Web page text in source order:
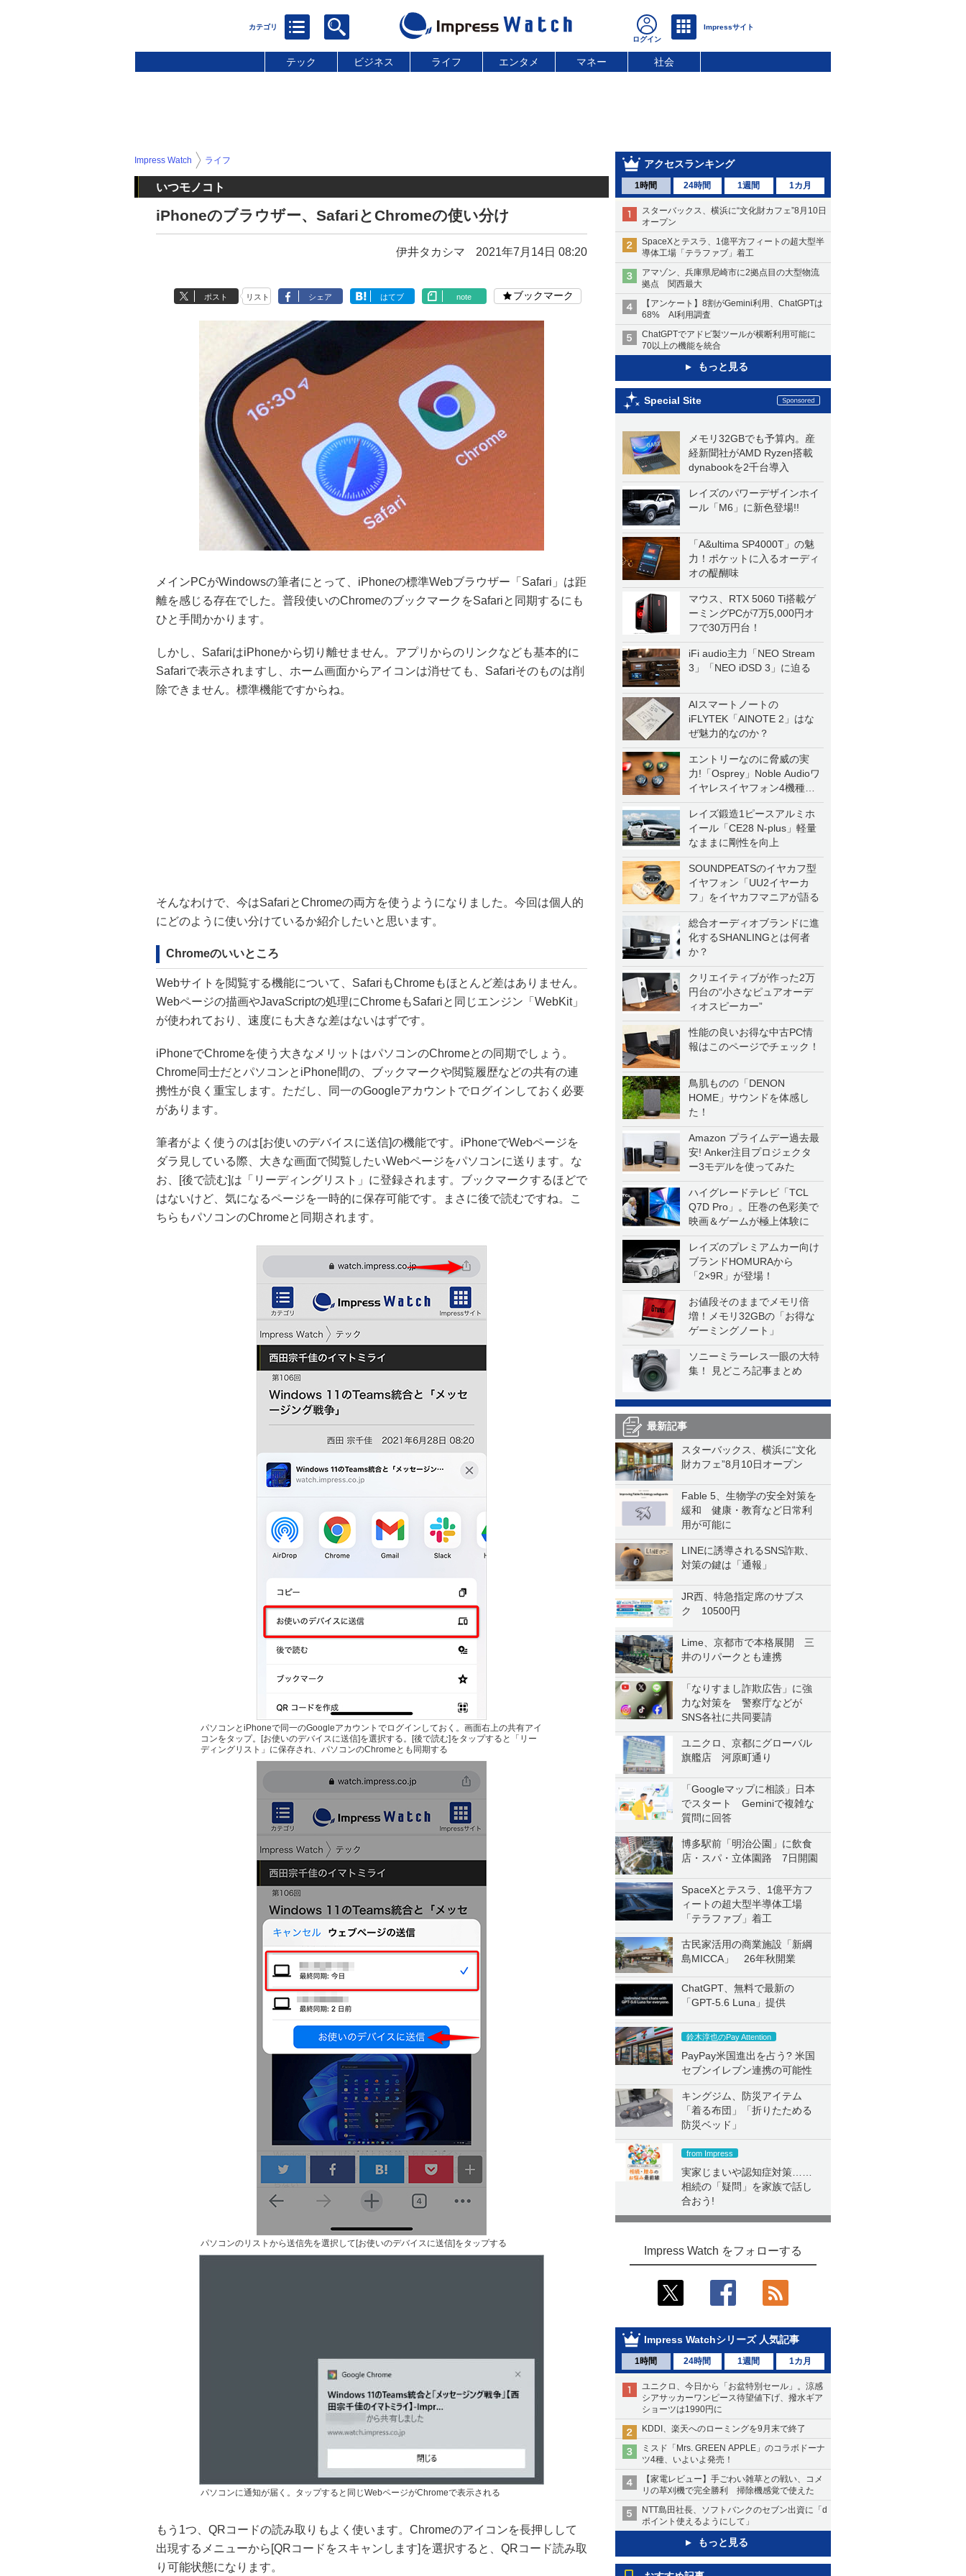
テック ビジネス ライフ エンタメ マネー 社会
アクセスランキング
1時間 24時間 1週間 1カ月
スターバックス、横浜に“文化財カフェ”8月10日
オープン
SpaceXとテスラ、1億平方フィートの超大型半
導体工場「テラファブ」着工
アマゾン、兵庫県尼崎市に2拠点目の大型物流
拠点 関西最大
【アンケート】8割がGemini利用、ChatGPTは
68% AI利用調査
ChatGPTでアドビ製ツールが横断利用可能に
70以上の機能を統合
もっと見る
Special Site
メモリ32GBでも予算内。産
経新聞社がAMD Ryzen搭載
dynabookを2千台導入
レイズのパワーデザインホイ
ール「M6」に新色登場!!
「A&ultima SP4000T」の魅
力！ポケットに入るオーディ
オの醍醐味
マウス、RTX 5060 Ti搭載ゲ
ーミングPCが7万5,000円オ
フで30万円台！
iFi audio主力「NEO Stream
3」「NEO iDSD 3」に迫る
AIスマートノートの
iFLYTEK「AINOTE 2」はな
ぜ魅力的なのか？
エントリーなのに脅威の実
力!「Osprey」Noble Audioワ
イヤレスイヤフォン4機種を
一気に聴く
レイズ鍛造1ピースアルミホ
イール「CE28 N-plus」軽量
なままに剛性を向上
SOUNDPEATSのイヤカフ型
イヤフォン「UU2イヤーカ
フ」をイヤカフマニアが語る
総合オーディオブランドに進
化するSHANLINGとは何者
か？
クリエイティブが作った2万
円台の“小さなピュアオーデ
ィオスピーカー”
性能の良いお得な中古PC情
報はこのページでチェック！
鳥肌ものの「DENON
HOME」サウンドを体感し
た！
Amazon プライムデー過去最
安! Anker注目プロジェクタ
ー3モデルを使ってみた
ハイグレードテレビ「TCL
Q7D Pro」。圧巻の色彩美で
映画＆ゲームが極上体験に
レイズのプレミアムカー向け
ブランドHOMURAから
「2×9R」が登場！
お値段そのままでメモリ倍
増！メモリ32GBの「お得な
ゲーミングノート」
ソニーミラーレス一眼の大特
集！ 見どころ記事まとめ
最新記事
スターバックス、横浜に“文化
財カフェ”8月10日オープン
Fable 5、生物学の安全対策を
緩和 健康・教育など日常利
用が可能に
LINEに誘導されるSNS詐欺、
対策の鍵は「通報」
JR西、特急指定席のサブス
ク 10500円
Lime、京都市で本格展開 三
井のリパークとも連携
「なりすまし詐欺広告」に強
力な対策を 警察庁などが
SNS各社に共同要請
ユニクロ、京都にグローバル
旗艦店 河原町通り
「Googleマップに相談」日本
でスタート Geminiで複雑な
質問に回答
博多駅前「明治公園」に飲食
店・スパ・立体園路 7日開園
SpaceXとテスラ、1億平方フ
ィートの超大型半導体工場
「テラファブ」着工
古民家活用の商業施設「新綱
島MICCA」 26年秋開業
ChatGPT、無料で最新の
「GPT-5.6 Luna」提供
鈴木淳也のPay Attention
PayPay米国進出を占う? 米国
セブンイレブン連携の可能性
キングジム、防災アイテム
「着る布団」「折りたためる
防災ベッド」
from Impress
実家じまいや認知症対策……
相続の「疑問」を家族で話し
合おう!
Impress Watch をフォローする
Impress Watchシリーズ 人気記事
1時間 24時間 1週間 1カ月
ユニクロ、今日から「お盆特別セール」。涼感
シアサッカーワンピース待望値下げ、撥水ギア
ショーツは1990円に
KDDI、楽天へのローミングを9月末で終了
ミスド「Mrs. GREEN APPLE」のコラボドーナ
ツ4種、いよいよ発売！
【家電レビュー】手ごわい雑草との戦い、コメ
リの草刈機で完全勝利 掃除機感覚で使えた
NTT島田社長、ソフトバンクのセブン出資に「d
ポイント使えるようにして」
もっと見る
Impress Watch ライフ
いつモノコト
iPhoneのブラウザー、SafariとChromeの使い分け
伊井タカシマ 2021年7月14日 08:20
ポスト リスト シェア はてブ note ブックマーク
メインPCがWindowsの筆者にとって、iPhoneの標準Webブラウザー「Safari」は距
離を感じる存在でした。普段使いのChromeのブックマークをSafariと同期するにも
ひと手間かかります。
しかし、SafariはiPhoneから切り離せません。アプリからのリンクなども基本的に
Safariで表示されますし、ホーム画面からアイコンは消せても、Safariそのものは削
除できません。標準機能ですからね。
そんなわけで、今はSafariとChromeの両方を使うようになりました。今回は個人的
にどのように使い分けているか紹介したいと思います。
Chromeのいいところ
Webサイトを閲覧する機能について、SafariもChromeもほとんど差はありません。
Webページの描画やJavaScriptの処理にChromeもSafariと同じエンジン「WebKit」
が使われており、速度にも大きな差はないはずです。
iPhoneでChromeを使う大きなメリットはパソコンのChromeとの同期でしょう。
Chrome同士だとパソコンとiPhone間の、ブックマークや閲覧履歴などの共有の連
携性が良く重宝します。ただし、同一のGoogleアカウントでログインしておく必要
があります。
筆者がよく使うのは[お使いのデバイスに送信]の機能です。iPhoneでWebページを
ダラ見している際、大きな画面で閲覧したいWebページをパソコンに送ります。な
お、[後で読む]は「リーディングリスト」に登録されます。ブックマークするほどで
はないけど、気になるページを一時的に保存可能です。まさに後で読むですね。こ
ちらもパソコンのChromeと同期されます。
パソコンとiPhoneで同一のGoogleアカウントでログインしておく。画面右上の共有アイ
コンをタップ。[お使いのデバイスに送信]を選択する。[後で読む]をタップすると「リー
ディングリスト」に保存され、パソコンのChromeとも同期する
パソコンのリストから送信先を選択して[お使いのデバイスに送信]をタップする
パソコンに通知が届く。タップすると同じWebページがChromeで表示される
もう1つ、QRコードの読み取りもよく使います。Chromeのアイコンを長押しして
出現するメニューから[QRコードをスキャンします]を選択すると、QRコード読み取
り可能状態になります。